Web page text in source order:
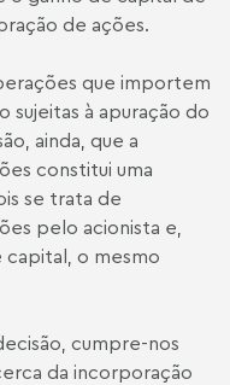
de ações.
que importem
sujeitas à apuração do
ainda, que a
constitui uma
se trata de
pelo acionista e,
capital, o mesmo
cumpre-nos
da incorporação